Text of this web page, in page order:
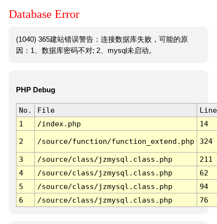
Database Error
(1040) 365建站错误警告：连接数据库失败，可能的原
因：1、数据库密码不对; 2、mysql未启动。
PHP Debug
No. File
Line
1
/index.php 14
2 /source/function/function_extend.php 324
3 /source/class/jzmysql.class.php
211
4
/source/class/jzmysql.class.php
62
5
/source/class/jzmysql.class.php
94
6
/source/class/jzmysql.class.php 76